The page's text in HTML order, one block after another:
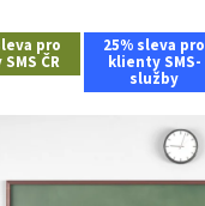
pro
ČR
25% sleva pro
klienty SMS-
služby